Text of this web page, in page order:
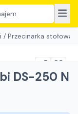
/ Przecinarka stołowa
DS-250 N